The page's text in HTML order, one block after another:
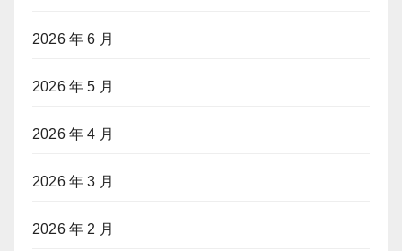
2026 年 6 月
2026 年 5 月
2026 年 4 月
2026 年 3 月
2026 年 2 月